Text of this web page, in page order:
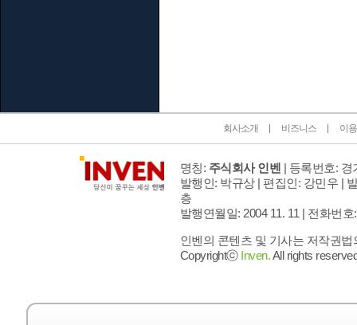
회사소개 비즈니스 이
명칭: 주식회사 인벤 | 등록번호: 경
발행인: 박규상 | 편집인: 강민우 |
층
발행연월일: 2004 11. 11 | 전화번호
인벤의 콘텐츠 및 기사는 저작권
Copyrightⓒ Inven.All rights